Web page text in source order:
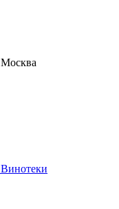
Москва
Винотеки